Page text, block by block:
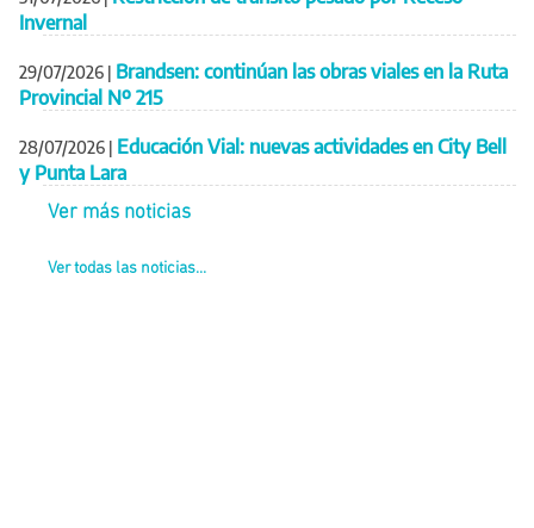
Invernal
29/07/2026 | Brandsen: continúan las obras viales en la Ruta
Provincial Nº 215
28/07/2026 | Educación Vial: nuevas actividades en City Bell
y Punta Lara
Ver más noticias
Ver todas las noticias...